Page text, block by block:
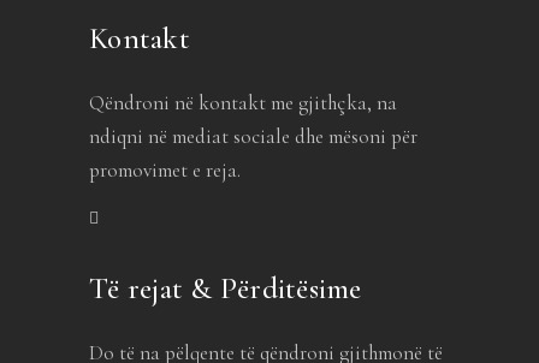
Kontakt
Qëndroni në kontakt me gjithçka, na
ndiqni në mediat sociale dhe mësoni për
promovimet e reja.
Të rejat & Përditësime
Do të na pëlqente të qëndroni gjithmonë të